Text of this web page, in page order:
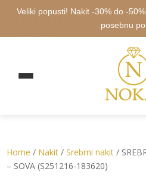
Veliki popusti! Nakit -30% do -
posebnu
Home / Nakit /Srebrni nakit /
– SOVA (S251216-183620)